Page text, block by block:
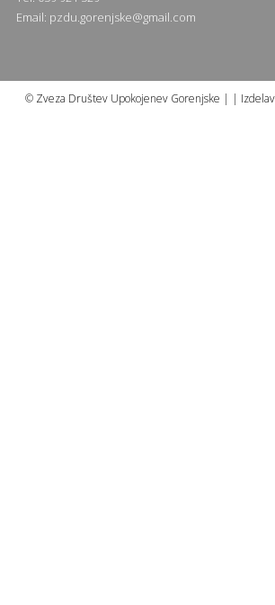
Email: pzdu.gorenjske@gmail.com
© Zveza Društev Upokojenev Gorenjske | |